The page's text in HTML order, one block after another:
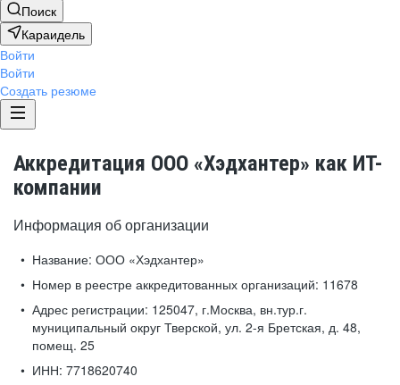
Поиск
Караидель
Войти
Войти
Создать резюме
Аккредитация ООО «Хэдхантер» как ИТ-
компании
Информация об организации
Название: ООО «Хэдхантер»
Номер в реестре аккредитованных организаций: 11678
Адрес регистрации: 125047, г.Москва, вн.тур.г.
муниципальный округ Тверской, ул. 2-я Бретская, д. 48,
помещ. 25
ИНН: 7718620740